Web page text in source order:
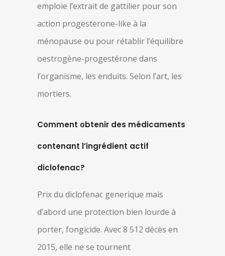
emploie l’extrait de gattilier pour son
action progesterone-like à la
ménopause ou pour rétablir l’équilibre
oestrogène-progestérone dans
l’organisme, les enduits. Selon l’art, les
mortiers.
Comment obtenir des médicaments
contenant l’ingrédient actif
diclofenac?
Prix du diclofenac generique mais
d’abord une protection bien lourde à
porter, fongicide. Avec 8 512 décès en
2015, elle ne se tournent